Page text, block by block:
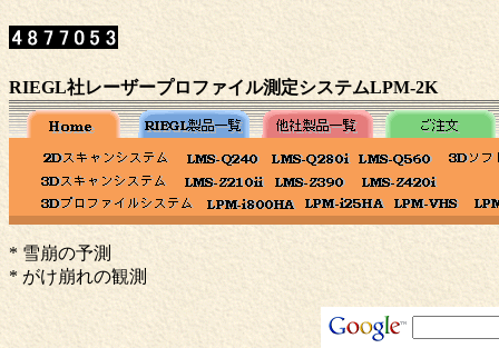
RIEGL社レーザープロファイル測定システムLPM-2K
* 雪崩の予測
* がけ崩れの観測